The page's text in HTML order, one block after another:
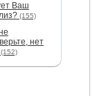
Ваш
(155)
нет
(152)